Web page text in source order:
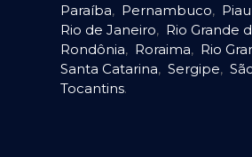
Paraíba, Pernambuco,
Rio de Janeiro, Rio Grande
Rondônia, Roraima, Rio
Santa Catarina, Sergipe,
Tocantins.